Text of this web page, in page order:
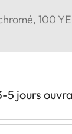
100
5 jours